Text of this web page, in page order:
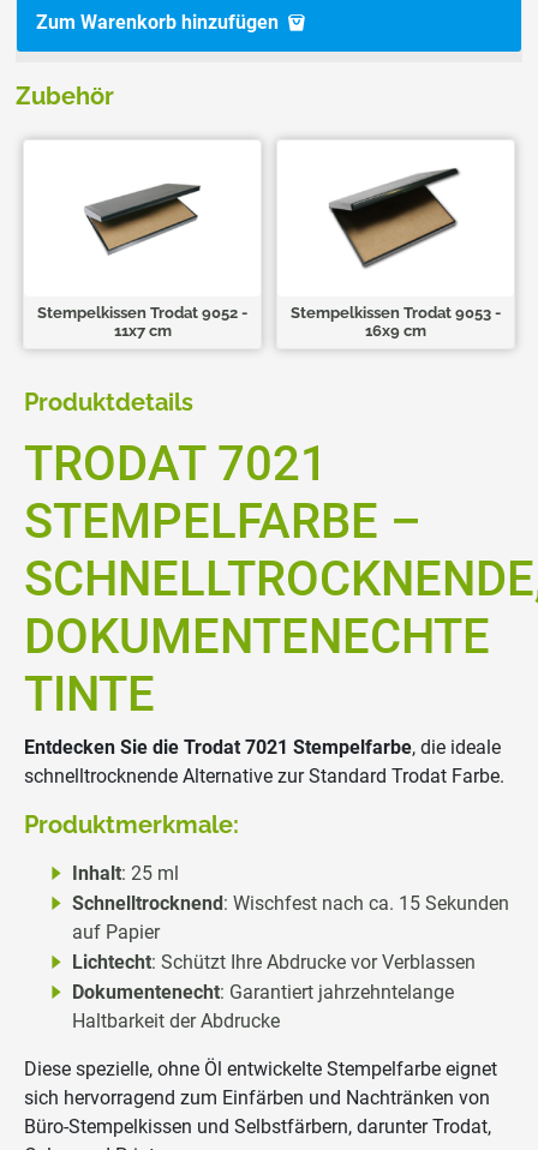
Zum Warenkorb hinzufügen
Zubehör
Stempelkissen Trodat 9052 -
11x7 cm
Stempelkissen Trodat 9053 -
16x9 cm
Produktdetails
TRODAT 7021
STEMPELFARBE –
DOKUMENTENECHTE
TINTE
Entdecken Sie die Trodat 7021 Stempelfarbe, die ideale
schnelltrocknende Alternative zur Standard Trodat Farbe.
Produktmerkmale:
Inhalt: 25 ml
Schnelltrocknend: Wischfest nach ca. 15 Sekunden
auf Papier
Lichtecht: Schützt Ihre Abdrucke vor Verblassen
Dokumentenecht: Garantiert jahrzehntelange
Haltbarkeit der Abdrucke
Diese spezielle, ohne Öl entwickelte Stempelfarbe eignet
sich hervorragend zum Einfärben und Nachtränken von
Büro-Stempelkissen und Selbstfärbern, darunter Trodat,